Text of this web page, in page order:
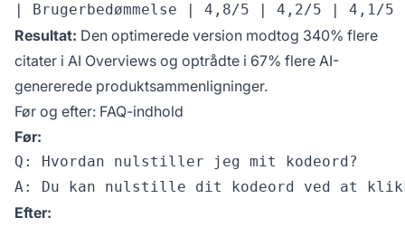
Resultat: Den optimerede version modtog 340% flere
citater i AI Overviews og optrådte i 67% flere AI-
genererede produktsammenligninger.
Før og efter: FAQ-indhold
Før:
Q: Hvordan nulstiller jeg mit kodeord?
Efter: